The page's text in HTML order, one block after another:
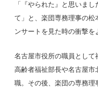
「『やられた』と思いま
て」と、楽団専務理事の
ンサートを見た時の衝撃を
名古屋市役所の職員として
高齢者福祉部長や名古屋
職。その後、楽団の専務理